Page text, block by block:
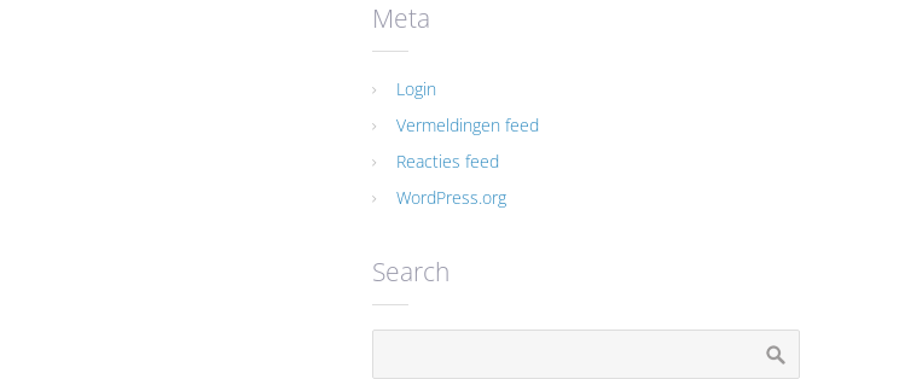
Meta
Login
Vermeldingen feed
Reacties feed
WordPress.org
Search